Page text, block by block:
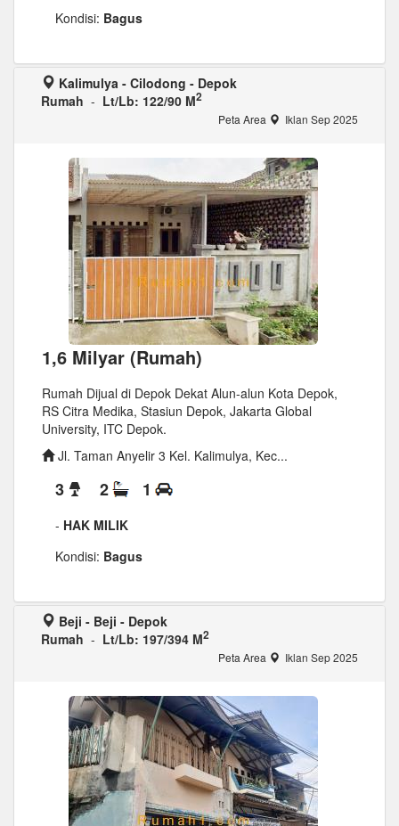
Kondisi: Bagus
Kalimulya - Cilodong - Depok
Rumah - Lt/Lb: 122/90 M2
Peta Area Iklan Sep 2025
1,6 Milyar (Rumah)
Rumah Dijual di Depok Dekat Alun-alun Kota Depok,
RS Citra Medika, Stasiun Depok, Jakarta Global
University, ITC Depok.
Jl. Taman Anyelir 3 Kel. Kalimulya, Kec...
3 2 1
- HAK MILIK
Kondisi: Bagus
Beji - Beji - Depok
Rumah - Lt/Lb: 197/394 M2
Peta Area Iklan Sep 2025